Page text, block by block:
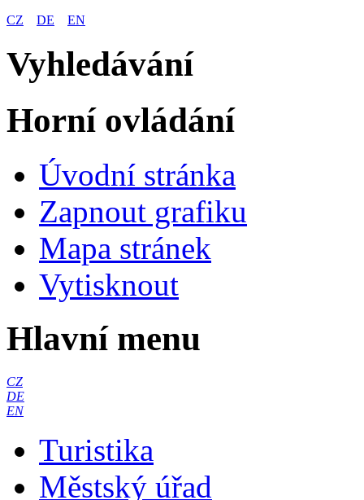
CZ DE EN
Vyhledávání
Horní ovládání
Úvodní stránka
Zapnout grafiku
Mapa stránek
Vytisknout
Hlavní menu
CZ
DE
EN
Turistika
Městský úřad